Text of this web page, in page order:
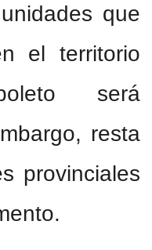
que
el territorio
será
resta
provinciales